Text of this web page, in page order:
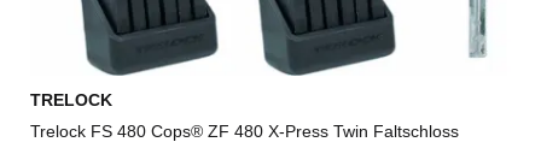
TRELOCK
Trelock FS 480 Cops® ZF 480 X-Press Twin Faltschloss